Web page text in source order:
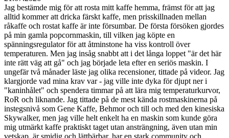
Jag bestämde mig för att rosta mitt kaffe hemma, främst för att jag
alltid kommer att dricka färskt kaffe, men prisskillnaden mellan
råkaffe och rostat kaffe är inte försumbar. De första försöken gjordes
på min gamla popcornmaskin, till vilken jag köpte en
spänningsregulator för att åtminstone ha viss kontroll över
temperaturen. Men jag insåg snabbt att i det långa loppet "är det här
inte rätt väg att gå" och jag började leta efter en seriös maskin. I
ungefär två månader läste jag olika recensioner, tittade på videor. Jag
klargjorde vad mina krav var - jag ville inte dyka för djupt ner i
"kaninhålet" och spendera timmar på att lära mig temperaturkurvor,
RoR och liknande. Jag tittade på de mest kända rostmaskinerna på
instegsnivå som Gene Kaffe, Behmor och till och med den kinesiska
Skywalker, men jag ville helt enkelt ha en maskin som kunde göra
mig utmärkt kaffe praktiskt taget utan ansträngning, även utan min
vetskap, är smidig och lättbärbar, har en stark community och